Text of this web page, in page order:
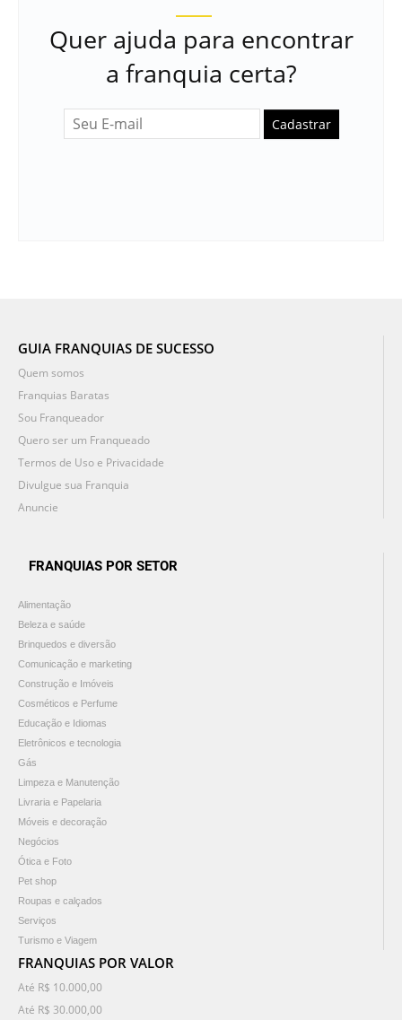
Quer ajuda para encontrar
a franquia certa?
Cadastrar
GUIA FRANQUIAS DE SUCESSO
Quem somos
Franquias Baratas
Sou Franqueador
Quero ser um Franqueado
Termos de Uso e Privacidade
Divulgue sua Franquia
Anuncie
FRANQUIAS POR SETOR
Alimentação
Beleza e saúde
Brinquedos e diversão
Comunicação e marketing
Construção e Imóveis
Cosméticos e Perfume
Educação e Idiomas
Eletrônicos e tecnologia
Gás
Limpeza e Manutenção
Livraria e Papelaria
Móveis e decoração
Negócios
Ótica e Foto
Pet shop
Roupas e calçados
Serviços
Turismo e Viagem
FRANQUIAS POR VALOR
Até R$ 10.000,00
Até R$ 30.000,00